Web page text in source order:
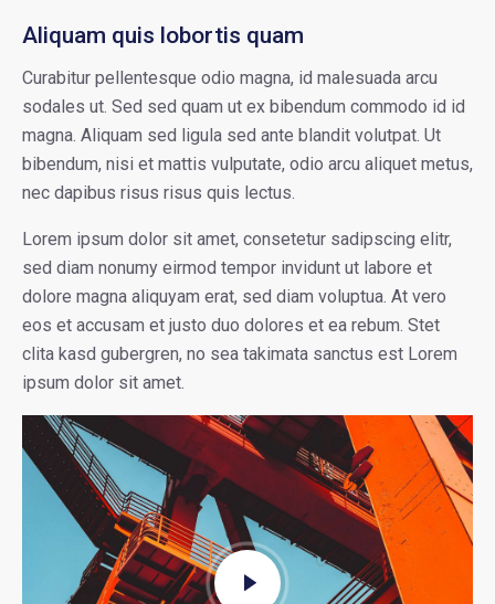
Aliquam quis lobortis quam
Curabitur pellentesque odio magna, id malesuada arcu
sodales ut. Sed sed quam ut ex bibendum commodo id id
magna. Aliquam sed ligula sed ante blandit volutpat. Ut
bibendum, nisi et mattis vulputate, odio arcu aliquet metus,
nec dapibus risus risus quis lectus.
Lorem ipsum dolor sit amet, consetetur sadipscing elitr,
sed diam nonumy eirmod tempor invidunt ut labore et
dolore magna aliquyam erat, sed diam voluptua. At vero
eos et accusam et justo duo dolores et ea rebum. Stet
clita kasd gubergren, no sea takimata sanctus est Lorem
ipsum dolor sit amet.